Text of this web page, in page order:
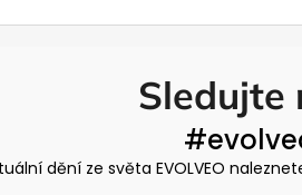
Sledujte
dění ze světa EVOLVEO